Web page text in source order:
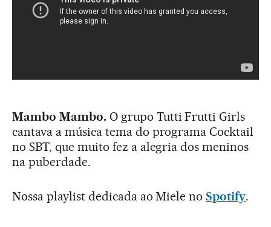
Mambo Mambo.O grupo Tutti Frutti Girls
cantava a música tema do programa Cocktail
no SBT, que muito fez a alegria dos meninos
na puberdade.
Nossa playlist dedicada ao Miele noSpotify.